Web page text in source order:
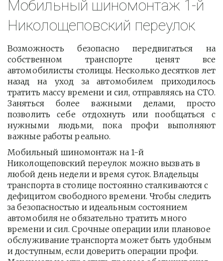
Мобильный шиномонтаж 1-й
Николощеповский переулок
Возможность безопасно передвигаться на
собственном транспорте ценят все
автомобилисты столицы. Несколько десятков лет
назад на уход за автомобилем приходилось
тратить массу времени и сил, отправляясь на СТО.
Заняться более важными делами, просто
позволить себе отдохнуть или пообщаться с
нужными людьми, пока профи выполняют
важные работы реально.
Мобильный шиномонтаж на 1-й
Николощеповский переулок можно вызвать в
любой день недели и время суток. Владельцы
транспорта в столице постоянно сталкиваются с
дефицитом свободного времени. Чтобы следить
за безопасностью и идеальным состоянием
автомобиля не обязательно тратить много
времени и сил. Срочные операции или плановое
обслуживание транспорта может быть удобным
и доступным, если доверить операции профи.